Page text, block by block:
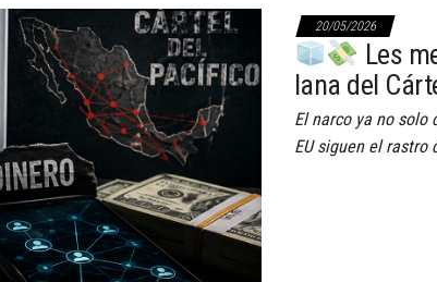
20/05/2026
Les
lana del
El narco ya no solo
EU siguen el rastro